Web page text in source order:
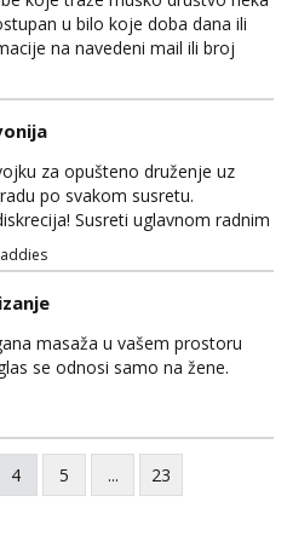
NE SEXCAM, ❌️NE
u bilo koje doba dana ili
na navedeni mail ili broj
za opušteno druženje uz
po svakom susretu.
Susreti uglavnom radnim
dana ali nije uvjet. Samo
masaža u vašem prostoru
se odnosi samo na žene.
4 5 ... 23